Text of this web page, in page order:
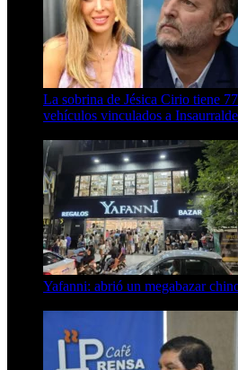
La sobrina de Jésica Cirio tiene
vehículos vinculados a
Yafanni: abrió un megabazar